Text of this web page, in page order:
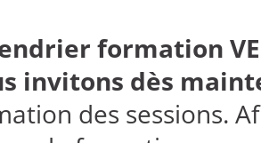
formation VE
invitons dès
des sessions.